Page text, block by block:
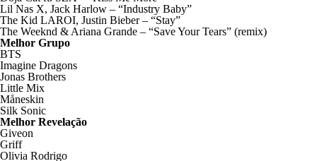
Lil Nas X, Jack Harlow – “Industry Baby”
The Kid LAROI, Justin Bieber – “Stay”
The Weeknd & Ariana Grande – “Save Your Tears” (remix)
Melhor Grupo
BTS
Imagine Dragons
Jonas Brothers
Little Mix
Måneskin
Silk Sonic
Melhor Revelação
Giveon
Griff
Olivia Rodrigo